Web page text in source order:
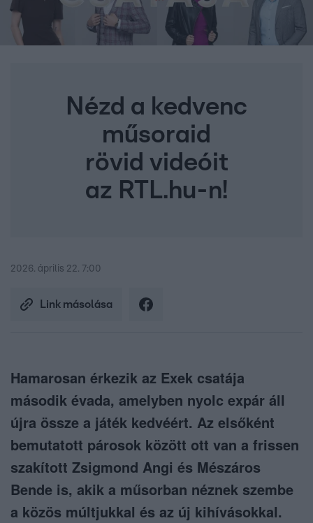
Nézd a kedvenc
műsoraid
rövid videóit
az RTL.hu-n!
2026. április 22. 7:00
Link másolása
Hamarosan érkezik az Exek csatája
második évada, amelyben nyolc expár áll
újra össze a játék kedvéért. Az elsőként
bemutatott párosok között ott van a frissen
szakított Zsigmond Angi és Mészáros
Bende is, akik a műsorban néznek szembe
a közös múltjukkal és az új kihívásokkal.